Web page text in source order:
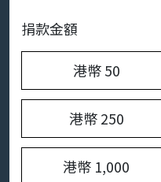
捐款金額
港幣 50
港幣 250
港幣 1,000